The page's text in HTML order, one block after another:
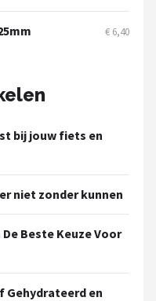
€ 6,40
bij jouw fiets en
niet zonder kunnen
Beste Keuze Voor
Gehydrateerd en